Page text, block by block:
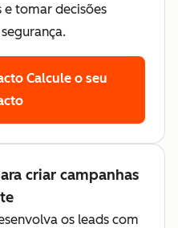
e tomar decisões
Calcule o seu
criar campanhas
os leads com